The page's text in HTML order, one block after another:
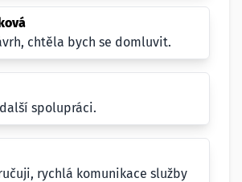
chtěla bych se domluvit.
spolupráci.
rychlá komunikace služby